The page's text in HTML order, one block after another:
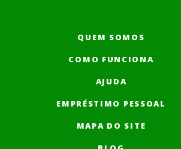
QUEM SOMOS
COMO FUNCIONA
AJUDA
EMPRÉSTIMO PESSOAL
MAPA DO SITE